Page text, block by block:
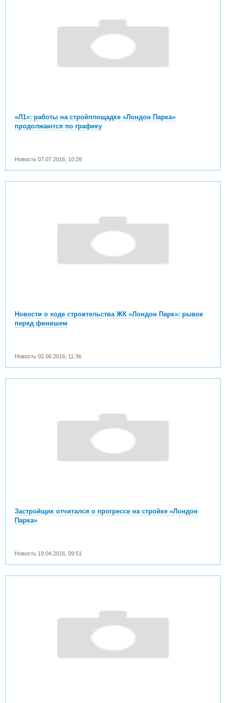
«Л1»: работы на стройплощадке «Лондон Парка»
продолжаются по графику
Новость07.07.2016 10:28
Новости о ходе строительства ЖК «Лондон Парк»: рывок
перед финишем
Новость02.06.2016 11:36
Застройщик отчитался о прогрессе на стройке «Лондон
Парка»
Новость 19.04.2016 ,09:51